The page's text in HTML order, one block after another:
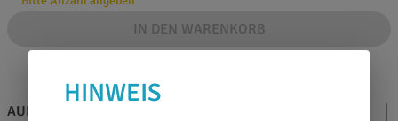
IN DEN WARENKORB
AUF EINEN BLICK
HINWEIS